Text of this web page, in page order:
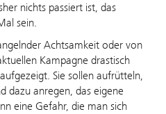
nichts passiert ist, das
sein.
Achtsamkeit oder von
Kampagne drastisch
Sie sollen aufrütteln,
dazu anregen, das eigene
eine Gefahr, die man sich